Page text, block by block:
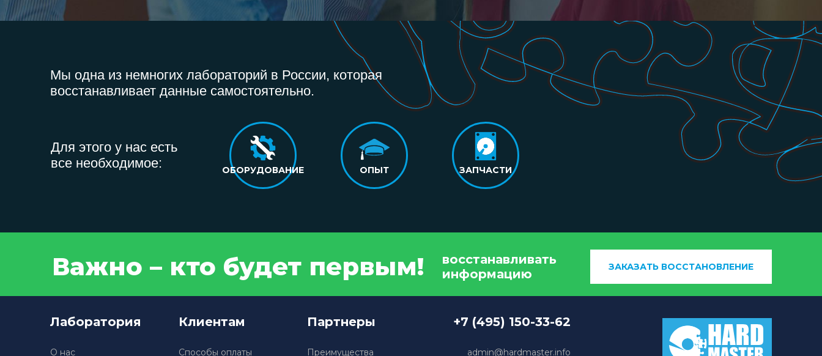
Мы одна из немногих лабораторий в России, которая
восстанавливает данные самостоятельно.
Для этого у нас есть
все необходимое:
ОБОРУДОВАНИЕ ОПЫТ ЗАПЧАСТИ
Важно – кто будет первым!
восстанавливать
информацию
ЗАКАЗАТЬ ВОССТАНОВЛЕНИЕ
Лаборатория
О нас
Клиентам
Способы оплаты
Партнеры
Преимущества
+7 (495) 150-33-62
admin@hardmaster.info